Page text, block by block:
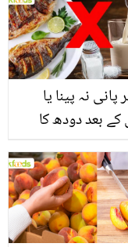
پانی نہ پینا یا
بعد دودھ کا
غلط فہمیوں کی
ہے اور افواہ